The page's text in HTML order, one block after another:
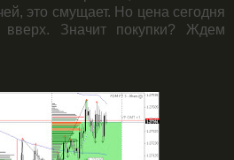
это смущает. Но цена сегодня
Значит покупки? Ждем